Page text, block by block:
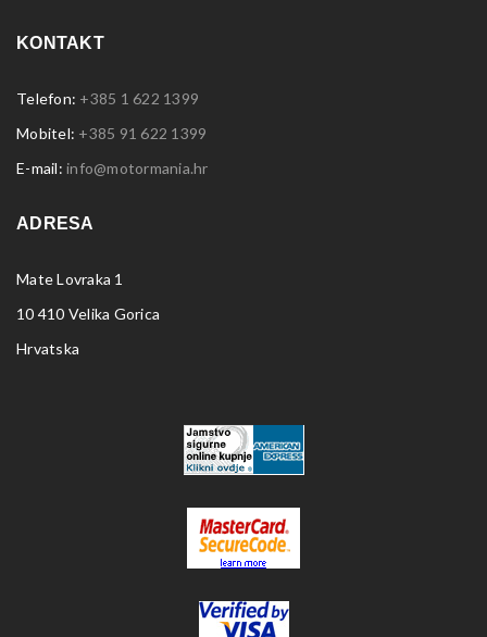
KONTAKT
Telefon: +385 1 622 1399
Mobitel: +385 91 622 1399
E-mail: info@motormania.hr
ADRESA
Mate Lovraka 1
10 410 Velika Gorica
Hrvatska